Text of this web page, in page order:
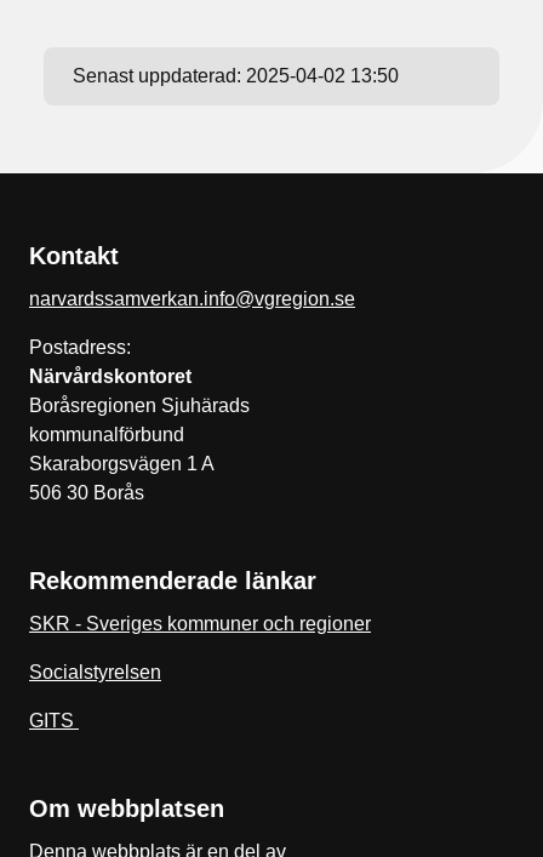
Senast uppdaterad: 2025-04-02 13:50
Kontakt
narvardssamverkan.info@vgregion.se
Postadress:
Närvårdskontoret
Boråsregionen Sjuhärads
kommunalförbund
Skaraborgsvägen 1 A
506 30 Borås
Rekommenderade länkar
SKR - Sveriges kommuner och regioner
Socialstyrelsen
GITS
Om webbplatsen
Denna webbplats är en del av